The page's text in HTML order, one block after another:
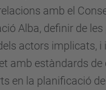
amb el
Alba, definir de
actors implicats,
amb estàndards
en la planificació